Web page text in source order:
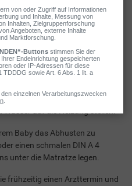
die Nase kann zur Reinigung
sinnvoll sein.
mit dem Kinderwagen an
Effekte auf die
hat kein Fieber.
Beispiel feuchte Tücher
auf die Heizung stellen.
Baby das Abhusten zu
einen schmalen DIN A 4
unter die Matratze legen.
frühzeitig einen Arzttermin und